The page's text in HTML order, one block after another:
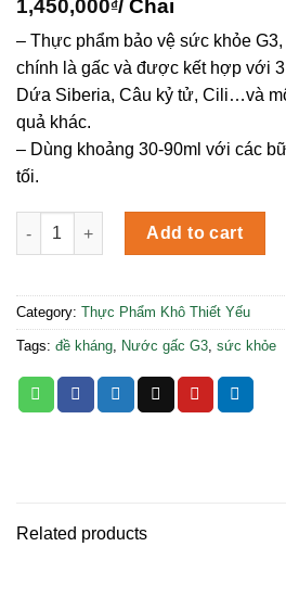
1,450,000₫/ Chai
– Thực phẩm bảo vệ sức khỏe
chính là gấc và được kết hợp với
Dứa Siberia, Câu kỷ tử, Cili…và
quả khác.
– Dùng khoảng 30-90ml với các
tối.
Nước Trái Cây Cô Đặc G3 quantity
Add to cart
Category: Thực Phẩm Khô Thiết Yếu
Tags: đề kháng, Nước gấc G3, sức khỏe
Related products